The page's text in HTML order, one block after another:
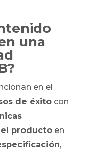
una
en el
de éxitocon
productoen
,